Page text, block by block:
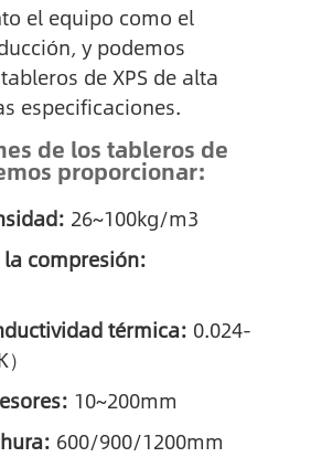
el equipo como el
y podemos
de XPS de alta
especificaciones.
de los tableros de
proporcionar:
26~100kg/m3
la compresión:
térmica: 0.024-
10~200mm
600/900/1200mm